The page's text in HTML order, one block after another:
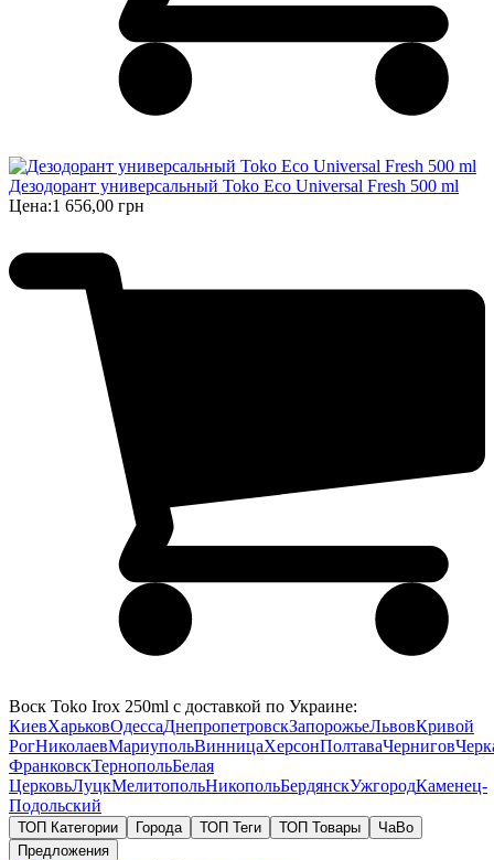
Дезодорант универсальный Toko Eco Universal Fresh 500 ml
Цена:1 656,00 грн
Воск Toko Irox 250ml с доставкой по Украине:
КиевХарьковОдессаДнепропетровскЗапорожьеЛьвовКривой
РогНиколаевМариупольВинницаХерсонПолтаваЧернигов
ФранковскТернопольБелая
ЦерковьЛуцкМелитопольНикопольБердянскУжгородКаменец-
Подольский
ТОП Категории Города ТОП Теги ТОП Товары
ЧаВо
Предложения